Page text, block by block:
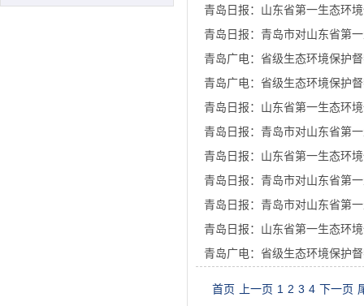
青岛日报：山东省第一生态环
青岛日报：青岛市对山东省第
青岛广电：省级生态环境保护
青岛广电：省级生态环境保护
青岛日报：山东省第一生态环
青岛日报：青岛市对山东省第
青岛日报：山东省第一生态环
青岛日报：青岛市对山东省第
青岛日报：青岛市对山东省第
青岛日报：山东省第一生态环
青岛广电：省级生态环境保护
首页 上一页 1 2 3 4 下一页